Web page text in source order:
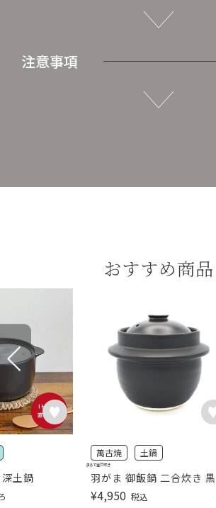
注意事項
おすすめ商品
土鍋 羽がま 御飯鍋 二合炊き 黒
萬古焼 土鍋
¥4,950 税込
まるで釜戸炊き